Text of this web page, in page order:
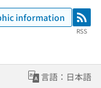
information RSS
RSS
言語：日本語